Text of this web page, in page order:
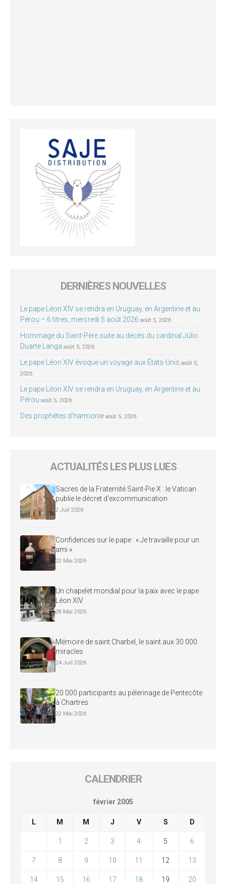
DERNIÈRES NOUVELLES
Le pape Léon XIV se rendra en Uruguay, en Argentine et au
Pérou – 6 titres, mercredi 5 août 2026 août 5, 2026
Hommage du Saint-Père suite au décès du cardinal Júlio
Duarte Langa août 5, 2026
Le pape Léon XIV évoque un voyage aux États-Unis août 5,
2026
Le pape Léon XIV se rendra en Uruguay, en Argentine et au
Pérou août 5, 2026
Des prophètes d’harmonie août 5, 2026
ACTUALITÉS LES PLUS LUES
Sacres de la Fraternité Saint-Pie X : le Vatican
publie le décret d’excommunication
2 Juil 2026
Confidences sur le pape : « Je travaille pour un
ami »
22 Mai 2026
Un chapelet mondial pour la paix avec le pape
Léon XIV
28 Mai 2026
Mémoire de saint Charbel, le saint aux 30 000
miracles
24 Juil 2026
20 000 participants au pèlerinage de Pentecôte
à Chartres
22 Mai 2026
CALENDRIER
février 2005
L M M J V S D
1 2 3 4 5 6
7 8 9 10 11 12 13
14 15 16 17 18 19 20